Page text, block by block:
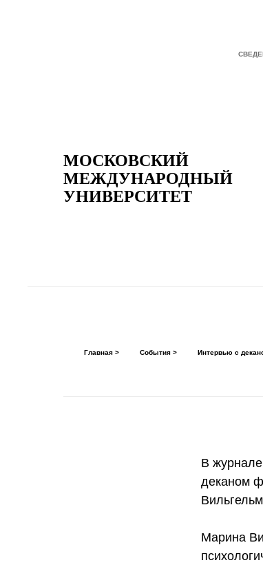
МОСКОВСКИЙ
МЕЖДУНАРОДНЫЙ
УНИВЕРСИТЕТ
Главная > События > Интервью с
В
деканом
Марина